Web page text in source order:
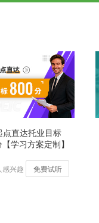
点直达托业目标
学习方案定制】
兴趣 免费试听